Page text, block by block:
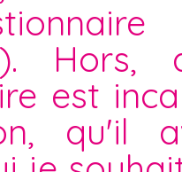
Hors,
est
qu'il